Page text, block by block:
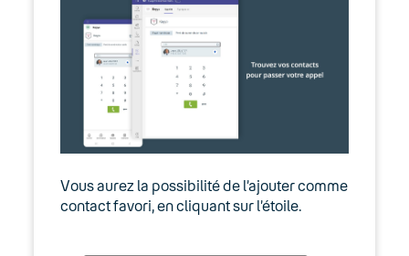
Vous aurez la possibilité de l’ajouter comme
contact favori, en cliquant sur l’étoile.